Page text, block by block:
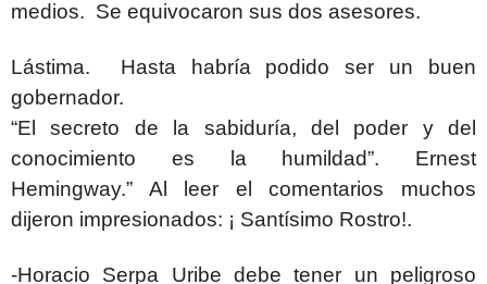
medios. Se equivocaron sus dos asesores.
Lástima. Hasta habría podido ser un buen
gobernador.
“El secreto de la sabiduría, del poder y del
conocimiento es la humildad”. Ernest
Hemingway.” Al leer el comentarios muchos
dijeron impresionados: ¡ Santísimo Rostro!.
-Horacio Serpa Uribe debe tener un peligroso